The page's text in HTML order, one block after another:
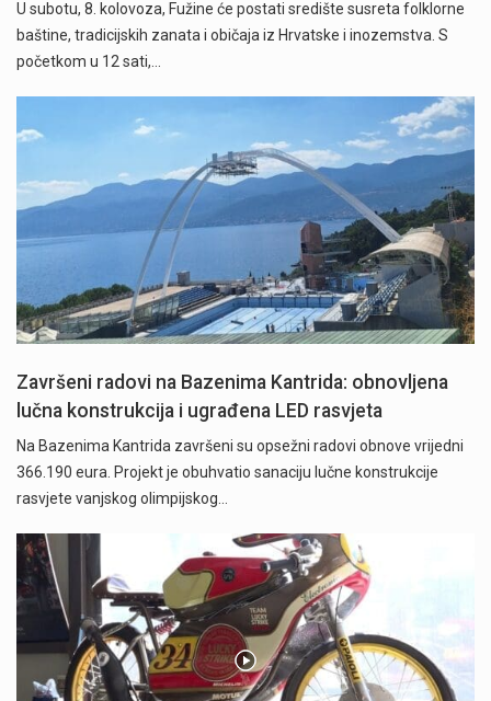
U subotu, 8. kolovoza, Fužine će postati središte susreta folklorne
baštine, tradicijskih zanata i običaja iz Hrvatske i inozemstva. S
početkom u 12 sati,…
Završeni radovi na Bazenima Kantrida: obnovljena
lučna konstrukcija i ugrađena LED rasvjeta
Na Bazenima Kantrida završeni su opsežni radovi obnove vrijedni
366.190 eura. Projekt je obuhvatio sanaciju lučne konstrukcije
rasvjete vanjskog olimpijskog…